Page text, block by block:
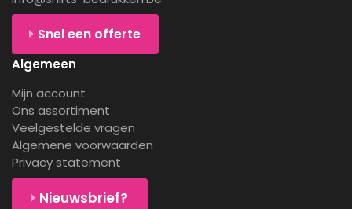
Snel een offerte
Algemeen
Mijn account
Ons assortiment
Veelgestelde vragen
Algemene voorwaarden
Privacy statement
Nieuwsbrief?